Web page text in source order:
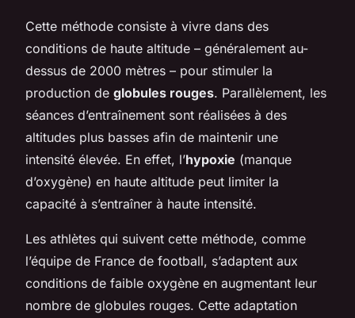
Cette méthode consiste à vivre dans des
conditions de haute altitude – généralement au-
dessus de 2000 mètres – pour stimuler la
production de globules rouges. Parallèlement, les
séances d’entraînement sont réalisées à des
altitudes plus basses afin de maintenir une
intensité élevée. En effet, l’hypoxie (manque
d’oxygène) en haute altitude peut limiter la
capacité à s’entraîner à haute intensité.
Les athlètes qui suivent cette méthode, comme
l’équipe de France de football, s’adaptent aux
conditions de faible oxygène en augmentant leur
nombre de globules rouges. Cette adaptation